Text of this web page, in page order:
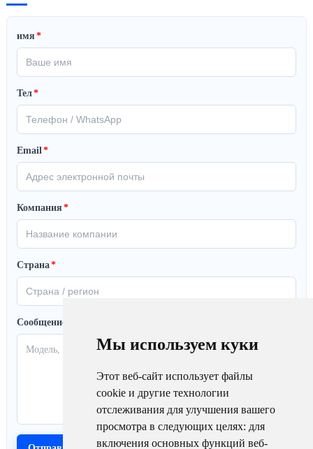
Мы используем куки
Этот веб-сайт использует файлы
cookie и другие технологии
отслеживания для улучшения вашего
просмотра в следующих целях: для
включения основных функций веб-
имя *
Тел*
Email *
Компания *
Страна*
Сообщение